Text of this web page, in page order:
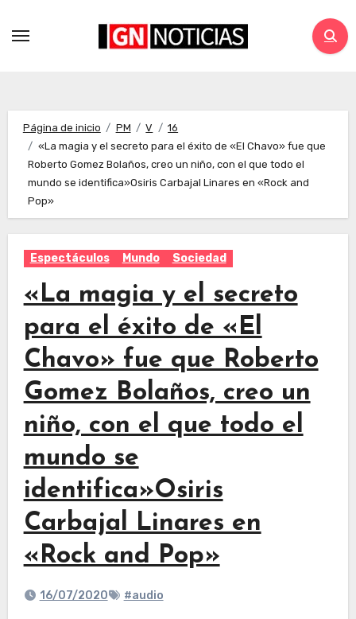
Página de inicio PM V
16
«La magia y el secreto para el éxito de «El Chavo» fue que
Roberto Gomez Bolaños, creo un niño, con el que todo el
mundo se identifica»Osiris Carbajal Linares en «Rock and
Pop»
Espectáculos Mundo Sociedad
«La magia y el secreto
para el éxito de «El
Chavo» fue que Roberto
Gomez Bolaños, creo un
niño, con el que todo el
mundo se
identifica»Osiris
Carbajal Linares en
«Rock and Pop»
16/07/2020 #audio